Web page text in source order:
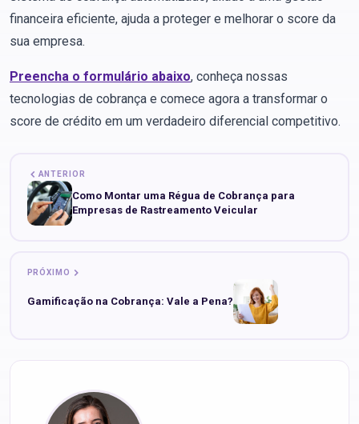
financeira eficiente, ajuda a proteger e melhorar o score da
sua empresa.
Preencha o formulário abaixo, conheça nossas
tecnologias de cobrança e comece agora a transformar o
score de crédito em um verdadeiro diferencial competitivo.
ANTERIOR
Como Montar uma Régua de Cobrança para
Empresas de Rastreamento Veicular
PRÓXIMO
Gamificação na Cobrança: Vale a Pena?